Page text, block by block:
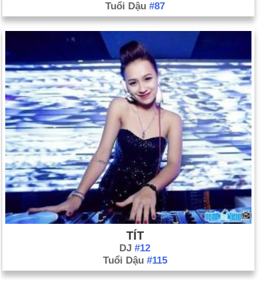
Tuổi Dậu #87
TÍT
DJ #12
Tuổi Dậu #115